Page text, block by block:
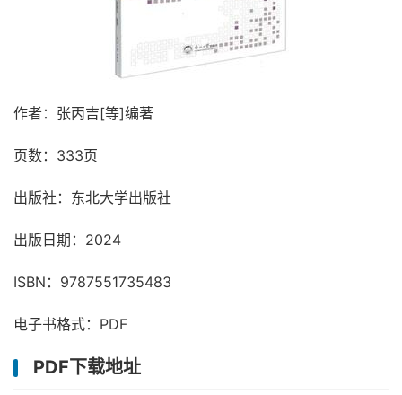
作者：张丙吉[等]编著
页数：333页
出版社：东北大学出版社
出版日期：2024
ISBN：9787551735483
电子书格式：PDF
PDF下载地址